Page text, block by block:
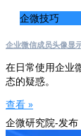
企微技巧
企业微信成员头像显
在日常使用企业
态的疑惑。
查看 »
企微研究院-发布